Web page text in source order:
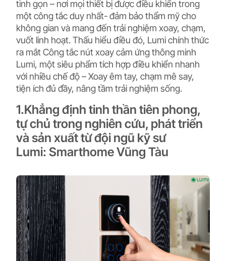
tinh gọn – nơi mọi thiết bị được điều khiển trong
một công tắc duy nhất- đảm bảo thẩm mỹ cho
không gian và mang đến trải nghiệm xoay, chạm,
vuốt linh hoạt. Thấu hiểu điều đó, Lumi chính thức
ra mắt Công tắc nút xoay cảm ứng thông minh
Lumi, một siêu phẩm tích hợp điều khiển nhanh
với nhiều chế độ – Xoay êm tay, chạm mê say,
tiện ích đủ đầy, nâng tầm trải nghiệm sống.
1.Khẳng định tinh thần tiên phong,
tự chủ trong nghiên cứu, phát triển
và sản xuất từ đội ngũ kỹ sư
Lumi: Smarthome Vũng Tàu